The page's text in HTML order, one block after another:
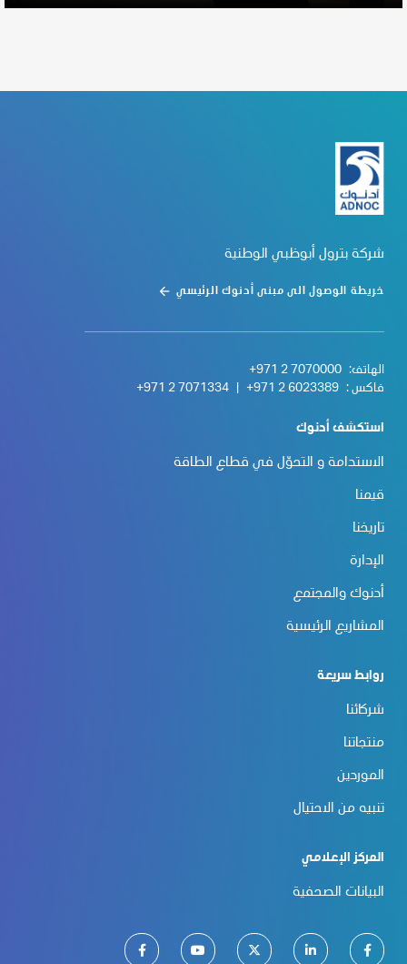
شركة بترول أبوظبي الوطنية
خريطة الوصول الى مبنى أدنوك الرئيسي
الهاتف: +971 2 7070000
فاكس : +971 2 6023389
+971 2 7071334
استكشف أدنوك
الاستدامة و التحوّل في قطاع الطاقة
قيمنا
تاريخنا
الإدارة
أدنوك والمجتمع
المشاريع الرئيسية
روابط سريعة
شركائنا
منتجاتنا
الموردين
تنبيه من الاحتيال
المركز الإعلامي
البيانات الصحفية